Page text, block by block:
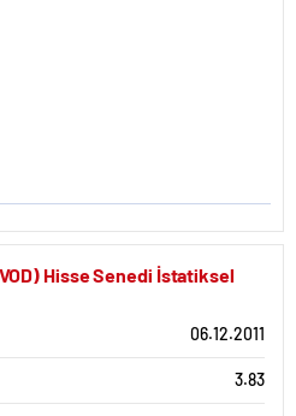
Hisse Senedi İstatiksel
06.12.2011
3.83